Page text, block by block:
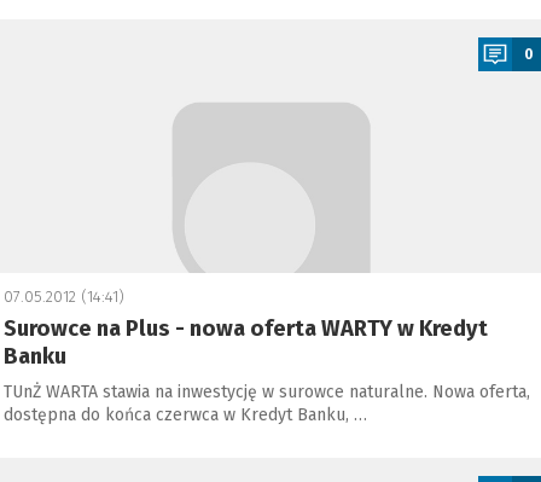
0
07.05.2012 (14:41)
Surowce na Plus - nowa oferta WARTY w Kredyt
Banku
TUnŻ WARTA stawia na inwestycję w surowce naturalne. Nowa oferta,
dostępna do końca czerwca w Kredyt Banku, …